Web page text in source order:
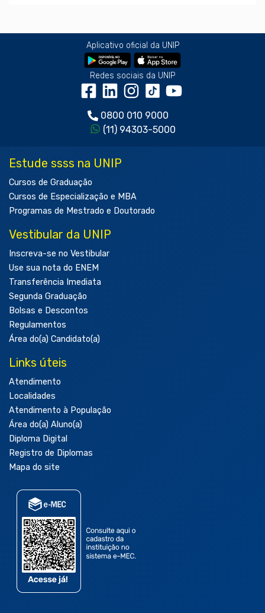
Aplicativo oficial da UNIP
Redes sociais da UNIP
0800 010 9000
(11) 94303-5000
Estude ssss na UNIP
Cursos de Graduação
Cursos de Especialização e MBA
Programas de Mestrado e Doutorado
Vestibular da UNIP
Inscreva-se no Vestibular
Use sua nota do ENEM
Transferência Imediata
Segunda Graduação
Bolsas e Descontos
Regulamentos
Área do(a) Candidato(a)
Links úteis
Atendimento
Localidades
Atendimento à População
Área do(a) Aluno(a)
Diploma Digital
Registro de Diplomas
Mapa do site